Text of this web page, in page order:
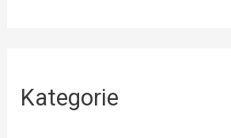
Kategorie